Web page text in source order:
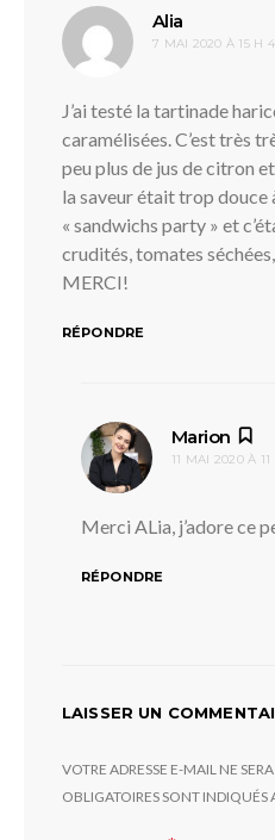
Alia
7 MAI 2020 À 15 H
J’ai testé la tartinade
caramélisées. C’est très
peu plus de jus de citron
la saveur était trop douce
« sandwichs party » et
crudités, tomates
MERCI!
RÉPONDRE
Marion
11 MAI 2020 À
Merci ALia, j’adore ce
RÉPONDRE
LAISSER UN
VOTRE ADRESSE E-MAIL NE
OBLIGATOIRES SONT INDIQUÉS